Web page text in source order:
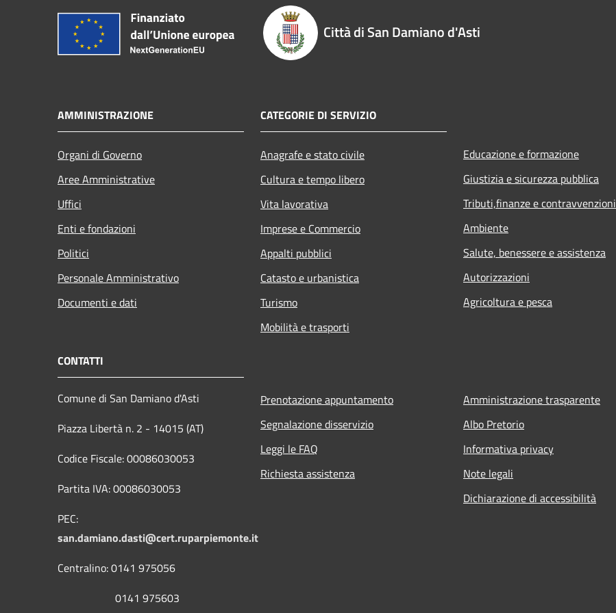
Città di San Damiano d'Asti
AMMINISTRAZIONE
Organi di Governo
Aree Amministrative
Uffici
Enti e fondazioni
Politici
Personale Amministrativo
Documenti e dati
CATEGORIE DI SERVIZIO
Anagrafe e stato civile
Cultura e tempo libero
Vita lavorativa
Imprese e Commercio
Appalti pubblici
Catasto e urbanistica
Turismo
Mobilità e trasporti
Educazione e formazione
Giustizia e sicurezza pubblica
Tributi,finanze e contravvenzioni
Ambiente
Salute, benessere e assistenza
Autorizzazioni
Agricoltura e pesca
CONTATTI
Comune di San Damiano d'Asti
Piazza Libertà n. 2 - 14015 (AT)
Codice Fiscale: 00086030053
Partita IVA: 00086030053
PEC:
san.damiano.dasti@cert.ruparpiemonte.it
Centralino: 0141 975056
0141 975603
Prenotazione appuntamento
Segnalazione disservizio
Leggi le FAQ
Richiesta assistenza
Amministrazione trasparente
Albo Pretorio
Informativa privacy
Note legali
Dichiarazione di accessibilità